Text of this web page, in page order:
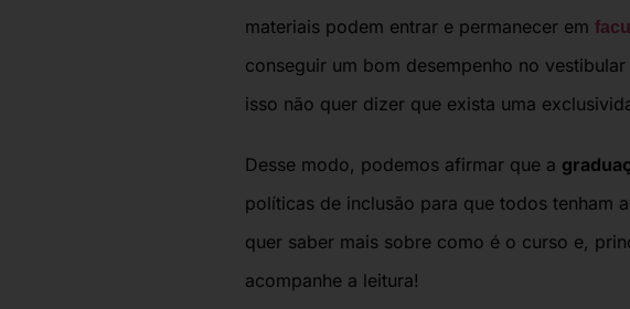
materiais podem entrar e permanecer em
conseguir um bom desempenho no
isso não quer dizer que exista uma
Desse modo, podemos afirmar que a
políticas de inclusão para que todos tenham
quer saber mais sobre como é o curso e,
acompanhe a leitura!